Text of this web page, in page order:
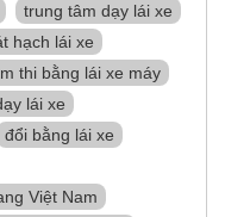
trung tâm dạy lái xe
hạch lái xe
thi bằng lái xe máy
lái xe
đổi bằng lái xe
Việt Nam